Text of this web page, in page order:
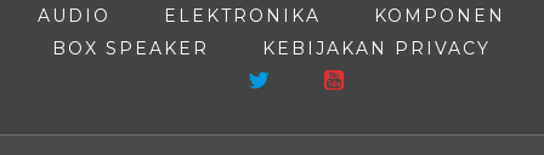
AUDIO ELEKTRONIKA
KOMPONEN
BOX SPEAKER
KEBIJAKAN PRIVACY